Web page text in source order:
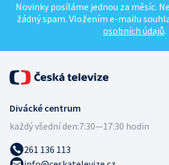
Novinky posíláme jednou za měsíc.
žádný spam. Vložením e-mailu
osobních údajů.